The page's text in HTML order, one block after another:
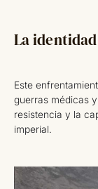
La
Este
guerras médicas
resistencia y la
imperial.